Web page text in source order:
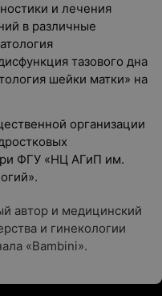
и лечения
в различные
тазового дна
шейки матки» на
организации
ФГУ «НЦ АГиП им.
автор и медицинский
и гинекологии
«Bambini».